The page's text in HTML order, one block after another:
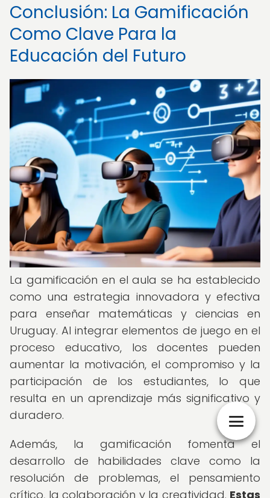
Conclusión: La Gamificación
Como Clave Para la
Educación del Futuro
La gamificación en el aula se ha establecido
como una estrategia innovadora y efectiva
para enseñar matemáticas y ciencias en
Uruguay. Al integrar elementos de juego en el
proceso educativo, los docentes pueden
aumentar la motivación, el compromiso y la
participación de los estudiantes, lo que
resulta en un aprendizaje más significativo y
duradero.
Además, la gamificación fomenta el
desarrollo de habilidades clave como la
resolución de problemas, el pensamiento
crítico, la colaboración y la creatividad. Estas